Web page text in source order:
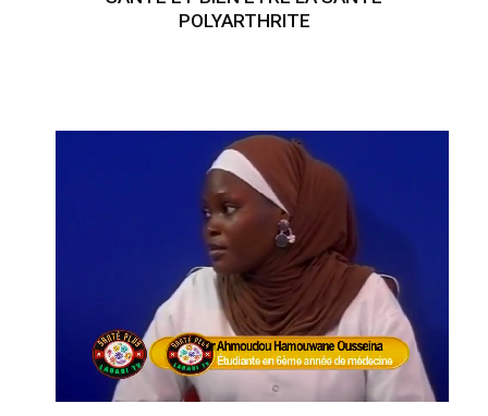
POLYARTHRITE